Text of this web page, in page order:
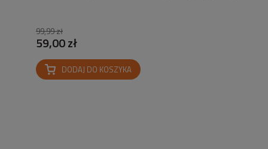
99,99 zł
59,00 zł
DODAJ DO KOSZYKA